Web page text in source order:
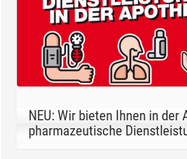
NEU: Wir bieten Ihnen in der
pharmazeutische